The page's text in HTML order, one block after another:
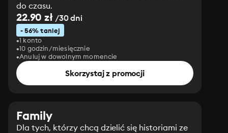
do czasu.
22.90 zł/30 dni
- 56% taniej
1 konto
10 godzin/miesięcznie
Anuluj w dowolnym momencie
Skorzystaj z promocji
Family
Dla tych, którzy chcą dzielić się historiami ze